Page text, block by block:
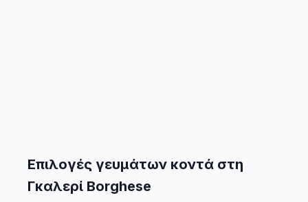
Επιλογές γευμάτων κοντά στη
Γκαλερί Borghese